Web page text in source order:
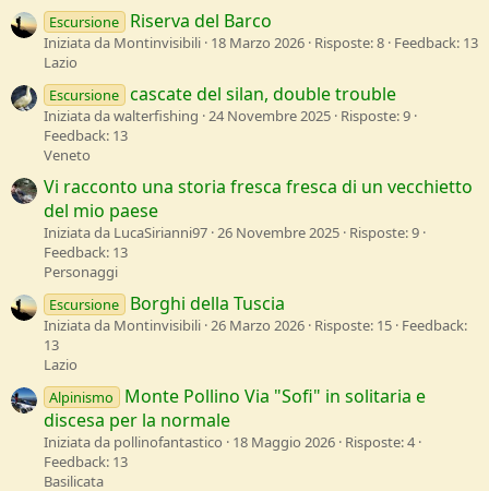
Escursione
Riserva del Barco
Iniziata da Montinvisibili 18 Marzo 2026 Risposte: 8 Feedback: 13
Lazio
Escursione cascate del silan, double trouble
Iniziata da walterfishing 24 Novembre 2025 Risposte: 9
Feedback: 13
Veneto
Vi racconto una storia fresca fresca di un vecchietto
del mio paese
Iniziata da LucaSirianni97 26 Novembre 2025 Risposte: 9
Feedback: 13
Personaggi
Escursione
Borghi della Tuscia
Iniziata da Montinvisibili 26 Marzo 2026 Risposte: 15 Feedback:
13
Lazio
Alpinismo
Monte Pollino Via "Sofi" in solitaria e
discesa per la normale
Iniziata da pollinofantastico 18 Maggio 2026 Risposte: 4
Feedback: 13
Basilicata